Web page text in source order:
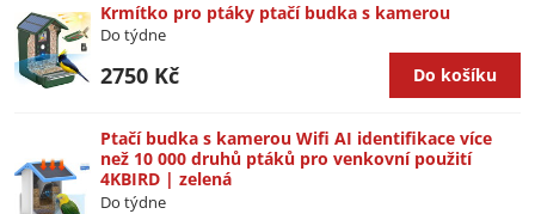
Krmítko pro ptáky ptačí budka s kamerou
Do týdne
2750 Kč Do košíku
Ptačí budka s kamerou Wifi AI identifikace více
než 10 000 druhů ptáků pro venkovní použití
4KBIRD | zelená
Do týdne